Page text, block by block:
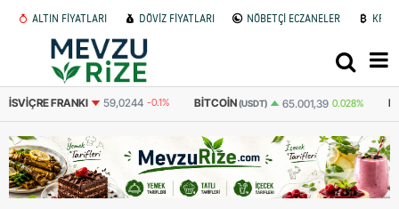
ALTIN FİYATLARI DÖVİZ FİYATLARI NÖBETÇİ ECZANELER
İSVIÇRE FRANKI 59,0244 -0.1% BITCOIN(USDT) 65.001,39 0.028%